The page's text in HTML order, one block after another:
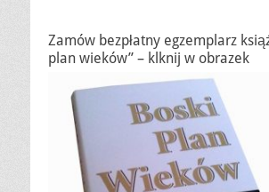
Zamów bezpłatny egzemplarz
plan wieków” – klknij w obrazek